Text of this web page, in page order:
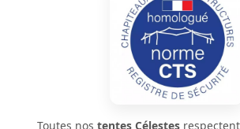
Toutes nos tentes Célestes